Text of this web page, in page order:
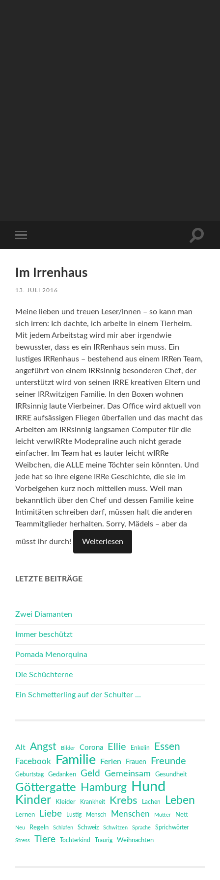
Menü
Im Irrenhaus
13. JULI 2016
Meine lieben und treuen Leser/innen – so kann man
sich irren: Ich dachte, ich arbeite in einem Tierheim.
Mit jedem Arbeitstag wird mir aber irgendwie
bewusster, dass es ein IRRenhaus sein muss. Ein
lustiges IRRenhaus – bestehend aus einem IRRen Team,
angeführt von einem IRRsinnig besonderen Chef, der
unterstützt wird von seinen IRRE kreativen Eltern und
seiner IRRwitzigen Familie. In den Boxen wohnen
IRRsinnig laute Vierbeiner. Das Office wird aktuell von
IRRE aufsässigen Fliegen überfallen und das macht das
Arbeiten am IRRsinnig langsamen Computer für die
leicht verwIRRte Modepraline auch nicht gerade
einfacher. Im Team hat es lauter leicht wIRRe
Weibchen, die ALLE meine Töchter sein könnten. Und
jede hat so ihre eigene IRRe Geschichte, die sie im
Vorbeigehen kurz noch mitteilen muss. Weil man
bekanntlich über den Chef und dessen Familie keine
Intimitäten schreiben darf, müssen halt die anderen
Teammitglieder herhalten. Sorry, Mädels – aber da
müsst ihr durch! Weiterlesen
LETZTE BEITRÄGE
Zwei Diamanten
Immer beschützt
Pomada Menorquina
Die Schüchterne
Ein Schmetterling auf der Schulter …
Alt Angst Bilder Corona Ellie Enkelin Essen
Facebook Familie Ferien Frauen Freunde
Geburtstag Gedanken Geld Gemeinsam Gesundheit
Göttergatte Hamburg Hund
Kinder Kleider Krankheit Krebs Lachen Leben
Lernen Liebe Lustig Mensch Menschen Mutter Nett
Neu Regeln Schlafen Schweiz Schwitzen Sprache Sprichwörter
Stress Tiere Tochterkind Traurig Weihnachten